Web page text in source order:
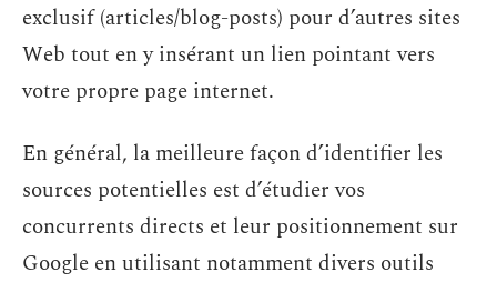
exclusif (articles/blog-posts) pour d’autres sites
Web tout en y insérant un lien pointant vers
votre propre page internet.
En général, la meilleure façon d’identifier les
sources potentielles est d’étudier vos
concurrents directs et leur positionnement sur
Google en utilisant notamment divers outils